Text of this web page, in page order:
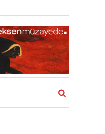
komplo kanıtına dönüştürdü?